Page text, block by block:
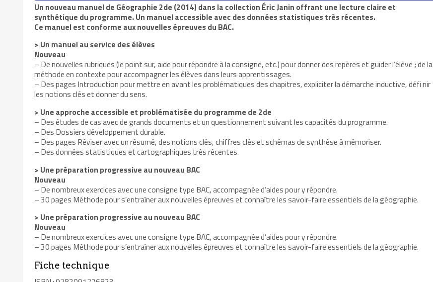
Un nouveau manuel de Géographie 2de (2014) dans la collection Éric Janin offrant une lecture claire et
synthétique du programme. Un manuel accessible avec des données statistiques très récentes.
Ce manuel est conforme aux nouvelles épreuves du BAC.
> Un manuel au service des élèves
Nouveau
– De nouvelles rubriques (le point sur, aide pour répondre à la consigne, etc.) pour donner des repères et guider l’élève ; de la
méthode en contexte pour accompagner les élèves dans leurs apprentissages.
– Des pages Introduction pour mettre en avant les problématiques des chapitres, expliciter la démarche inductive, défi nir
les notions clés et donner du sens.
> Une approche accessible et problématisée du programme de 2de
– Des études de cas avec de grands documents et un questionnement suivant les capacités du programme.
– Des Dossiers développement durable.
– Des pages Réviser avec un résumé, des notions clés, chiffres clés et schémas de synthèse à mémoriser.
– Des données statistiques et cartographiques très récentes.
> Une préparation progressive au nouveau BAC
Nouveau
– De nombreux exercices avec une consigne type BAC, accompagnée d’aides pour y répondre.
– 30 pages Méthode pour s’entraîner aux nouvelles épreuves et connaître les savoir-faire essentiels de la géographie.
> Une préparation progressive au nouveau BAC
Nouveau
– De nombreux exercices avec une consigne type BAC, accompagnée d’aides pour y répondre.
– 30 pages Méthode pour s’entraîner aux nouvelles épreuves et connaître les savoir-faire essentiels de la géographie.
Fiche technique